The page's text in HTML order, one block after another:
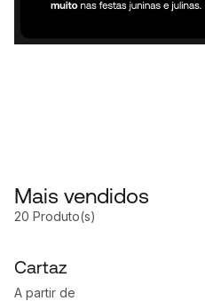
Mais vendidos
20 Produto(s)
Cartaz
A partir de